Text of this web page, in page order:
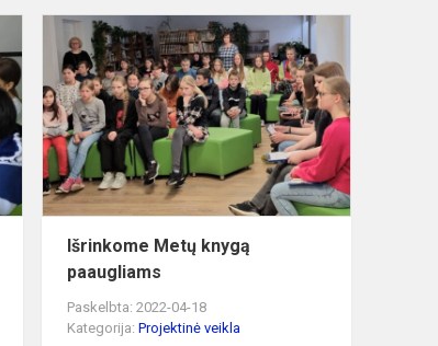
žaidimų
turnyras
knygą
paaugliams
Išrinkome Metų knygą
paaugliams
Paskelbta: 2022-04-18
Kategorija:Projektinė veikla